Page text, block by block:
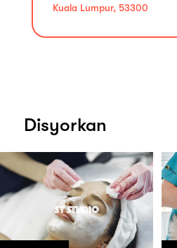
Kuala Lumpur, 53300
Disyorkan